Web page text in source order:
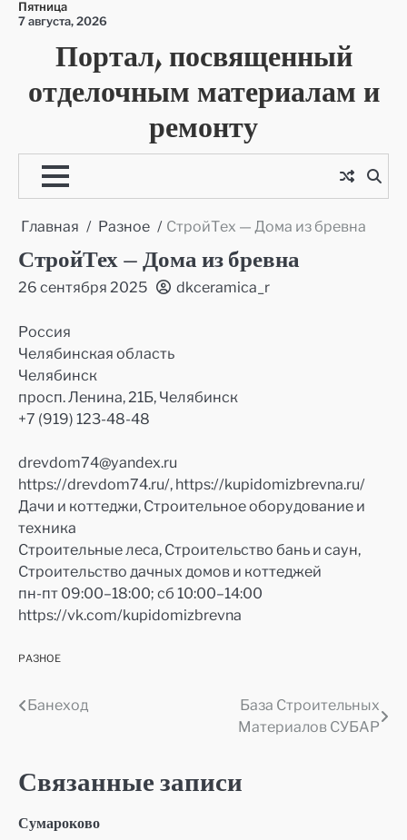
Перейти
содержимому
Пятница
7 августа, 2026
Портал, посвященный
отделочным материалам и
ремонту
Главная Разное СтройТех — Дома из бревна
СтройТех — Дома из бревна
26 сентября 2025 dkceramica_r
Россия
Челябинская область
Челябинск
просп. Ленина, 21Б, Челябинск
+7 (919) 123-48-48
drevdom74@yandex.ru
https://drevdom74.ru/, https://kupidomizbrevna.ru/
Дачи и коттеджи, Строительное оборудование и
техника
Строительные леса, Строительство бань и саун,
Строительство дачных домов и коттеджей
пн-пт 09:00–18:00; сб 10:00–14:00
https://vk.com/kupidomizbrevna
РАЗНОЕ
Навигация
записям
Банеход
База Строительных
Материалов СУБАР
Связанные записи
Сумароково